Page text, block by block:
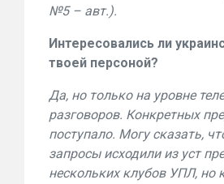
№5 – авт.).
Интересовались ли
твоей персоной?
Да, но только на уровне
разговоров. Конкретных
поступало. Могу сказать,
запросы исходили из уст
нескольких клубов УПЛ, но